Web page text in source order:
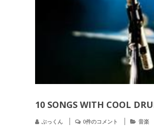
10 SONGS WITH COOL
ぶっくん 0件のコメント 音楽